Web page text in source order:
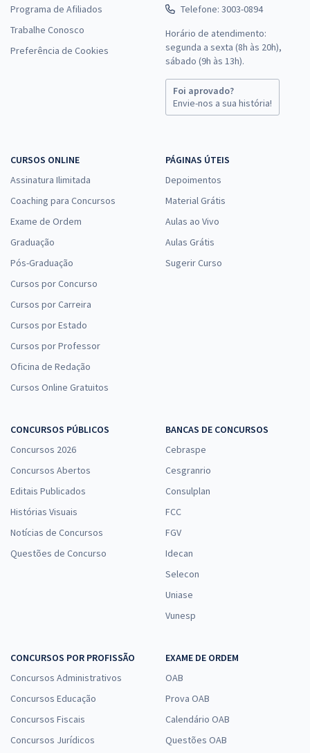
Programa de Afiliados
Trabalhe Conosco
Preferência de Cookies
Telefone: 3003-0894
Horário de atendimento:
segunda a sexta (8h às 20h),
sábado (9h às 13h).
Foi aprovado?
Envie-nos a sua história!
CURSOS ONLINE
Assinatura Ilimitada
Coaching para Concursos
Exame de Ordem
Graduação
Pós-Graduação
Cursos por Concurso
Cursos por Carreira
Cursos por Estado
Cursos por Professor
Oficina de Redação
Cursos Online Gratuitos
PÁGINAS ÚTEIS
Depoimentos
Material Grátis
Aulas ao Vivo
Aulas Grátis
Sugerir Curso
CONCURSOS PÚBLICOS
Concursos 2026
Concursos Abertos
Editais Publicados
Histórias Visuais
Notícias de Concursos
Questões de Concurso
BANCAS DE CONCURSOS
Cebraspe
Cesgranrio
Consulplan
FCC
FGV
Idecan
Selecon
Uniase
Vunesp
CONCURSOS POR PROFISSÃO
Concursos Administrativos
Concursos Educação
Concursos Fiscais
Concursos Jurídicos
EXAME DE ORDEM
OAB
Prova OAB
Calendário OAB
Questões OAB